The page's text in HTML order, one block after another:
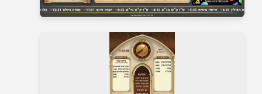
בית כנסת 24